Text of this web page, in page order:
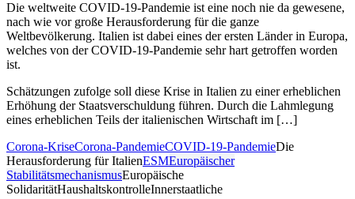
Die weltweite COVID-19-Pandemie ist eine noch nie da gewesene,
nach wie vor große Herausforderung für die ganze
Weltbevölkerung. Italien ist dabei eines der ersten Länder in Europa,
welches von der COVID-19-Pandemie sehr hart getroffen worden
ist.
Schätzungen zufolge soll diese Krise in Italien zu einer erheblichen
Erhöhung der Staatsverschuldung führen. Durch die Lahmlegung
eines erheblichen Teils der italienischen Wirtschaft im […]
Corona-KriseCorona-PandemieCOVID-19-PandemieDie
Herausforderung für ItalienESMEuropäischer
StabilitätsmechanismusEuropäische
SolidaritätHaushaltskontrolleInnerstaatliche